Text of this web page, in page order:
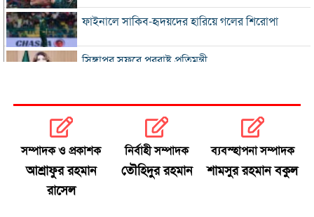
ফাইনালে সাকিব-হৃদয়দের হারিয়ে গলের শিরোপা
সিঙ্গাপুর সফরে পররাষ্ট্র প্রতিমন্ত্রী
এসএসসি ও সমমানের ফল সোমবার
সৌদি-পাকিস্তান-তুরস্কের প্রতিরক্ষা চুক্তি
সম্পাদক ও প্রকাশক
আশ্রাফুর রহমান
রাসেল
নির্বাহী সম্পাদক
তৌহিদুর রহমান
ব্যবস্হাপনা সম্পাদক
শামসুর রহমান বকুল